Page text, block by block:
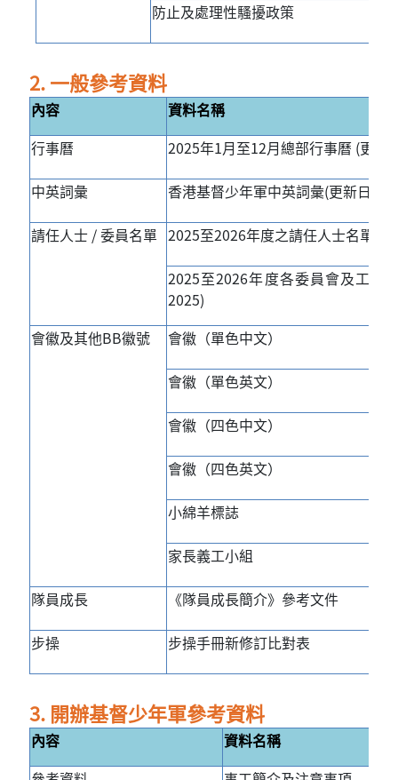
防止及處理性騷擾政策
2. 一般參考資料
內容
資料名稱
行事曆
2025年1月至12月總部行事曆 (更新
中英詞彙 香港基督少年軍中英詞彙(更新日期
請任人士 / 委員名單 2025至2026年度之請任人士名單(
2025至2026年度各委員會及工作
2025)
會徽及其他BB徽號
會徽（單色中文）
會徽（單色英文）
會徽（四色中文）
會徽（四色英文）
小綿羊標誌
家長義工小組
隊員成長 《隊員成長簡介》參考文件
步操 步操手冊新修訂比對表
3. 開辦基督少年軍參考資料
內容
資料名稱